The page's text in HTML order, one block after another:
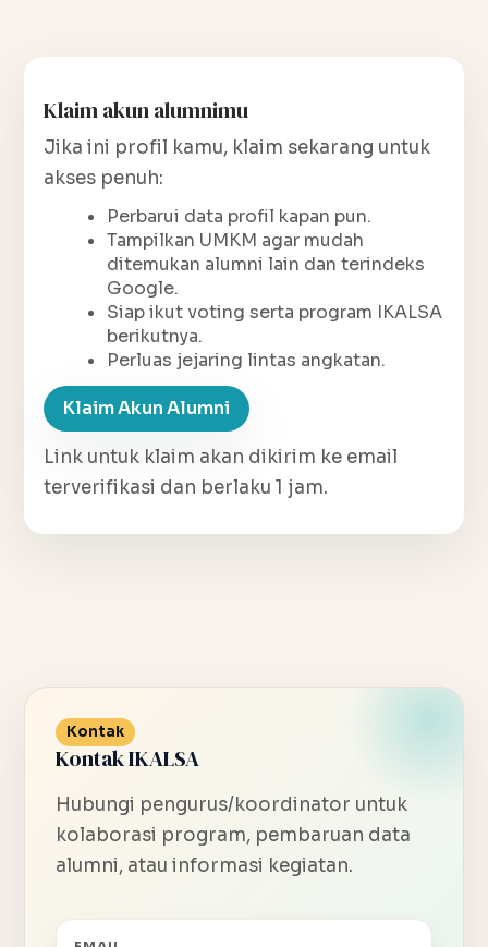
Klaim akun alumnimu
Jika ini profil kamu, klaim sekarang untuk
akses penuh:
Perbarui data profil kapan pun.
Tampilkan UMKM agar mudah
ditemukan alumni lain dan terindeks
Google.
Siap ikut voting serta program IKALSA
berikutnya.
Perluas jejaring lintas angkatan.
Klaim Akun Alumni
Link untuk klaim akan dikirim ke email
terverifikasi dan berlaku 1 jam.
Kontak
Kontak IKALSA
Hubungi pengurus/koordinator untuk
kolaborasi program, pembaruan data
alumni, atau informasi kegiatan.